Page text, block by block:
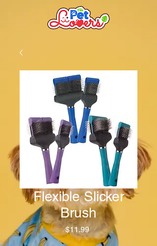
Flexible Slicker
Brush
$11.99Precio